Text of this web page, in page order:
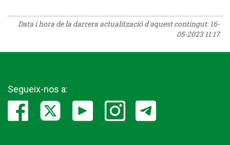
Data i hora de la darrera actualització d'aquest contingut:16-
05-2023 11:17
Segueix-nos a: